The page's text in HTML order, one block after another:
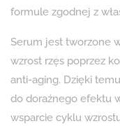
formule zgodnej z
Serum jest tworzone
wzrost rzęs poprzez
anti-aging. Dzięki
do doraźnego efektu
wsparcie cyklu